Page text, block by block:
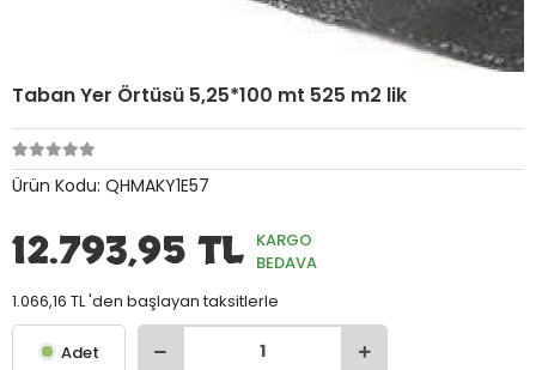
Taban Yer Örtüsü 5,25*100 mt 525 m2 lik
Ürün Kodu: QHMAKY1E57
12.793,95 TL KARGO
BEDAVA
1.066,16 TL 'den başlayan taksitlerle
Adet